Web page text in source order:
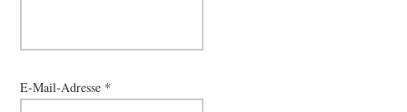
E-Mail-Adresse *